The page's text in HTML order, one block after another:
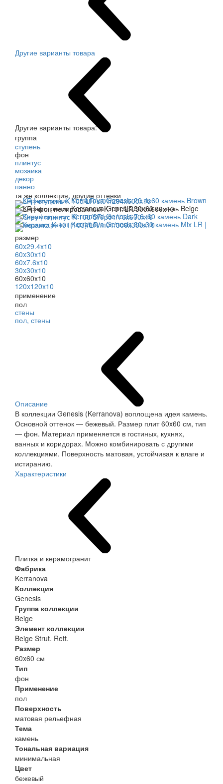
Другие варианты товара
Другие варианты товара:
группа
ступень
фон
плинтус
мозаика
декор
панно
та же коллекция, другие оттенки
размер
60x29.4x10
60x30x10
60x7.6x10
30x30x10
60x60x10
120x120x10
применение
пол
стены
пол, стены
Описание
В коллекции Genesis (Kerranova) воплощена идея камень.
Основной оттенок — бежевый. Размер плит 60x60 см, тип
— фон. Материал применяется в гостиных, кухнях,
ванных и коридорах. Можно комбинировать с другими
коллекциями. Поверхность матовая, устойчивая к влаге и
истиранию.
Характеристики
Плитка и керамогранит
Фабрика
Kerranova
Коллекция
Genesis
Группа коллекции
Beige
Элемент коллекции
Beige Strut. Rett.
Размер
60x60 см
Тип
фон
Применение
пол
Поверхность
матовая рельефная
Тема
камень
Тональная вариация
минимальная
Цвет
бежевый